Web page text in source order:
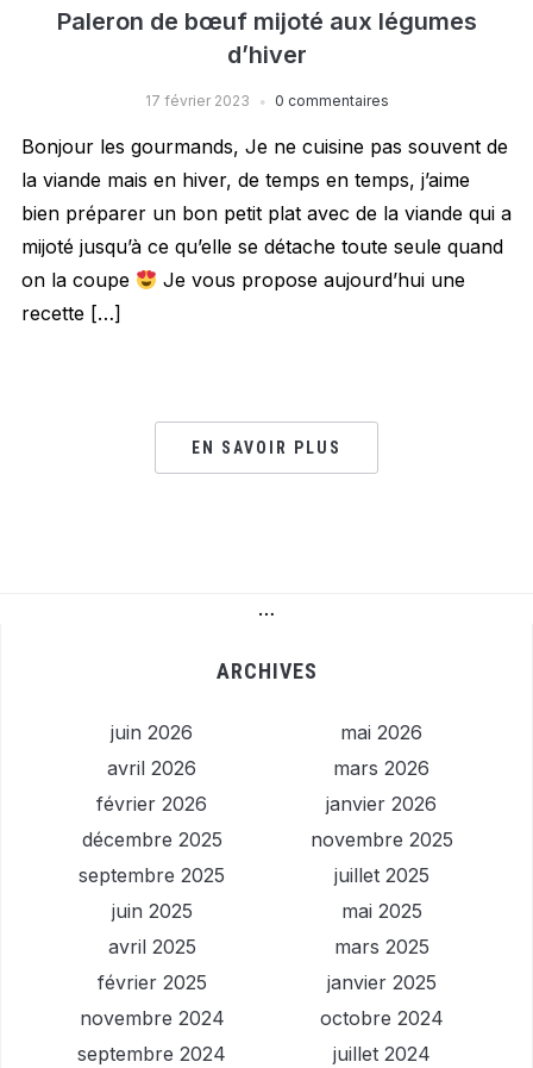
Paleron de bœuf mijoté aux légumes
d’hiver
17 février 2023 0 commentaires
Bonjour les gourmands, Je ne cuisine pas souvent de
la viande mais en hiver, de temps en temps, j’aime
bien préparer un bon petit plat avec de la viande qui a
mijoté jusqu’à ce qu’elle se détache toute seule quand
on la coupe
Je vous propose aujourd’hui une
recette […]
EN SAVOIR PLUS
…
ARCHIVES
juin 2026
mai 2026
avril 2026
mars 2026
février 2026
janvier 2026
décembre 2025
novembre 2025
septembre 2025
juillet 2025
juin 2025
mai 2025
avril 2025
mars 2025
février 2025
janvier 2025
novembre 2024
octobre 2024
septembre 2024
juillet 2024